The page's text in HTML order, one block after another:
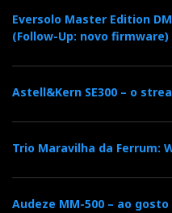
Eversolo Master Edition
(Follow-Up: novo firmware)
Astell&Kern SE300 – o
Trio Maravilha da Ferrum:
Audeze MM-500 – ao